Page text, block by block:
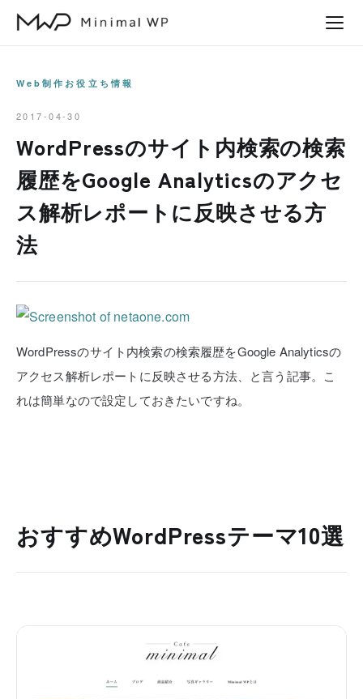
Web制作お役立ち情報
2017-04-30
WordPressのサイト内検索の検索
履歴をGoogle Analyticsのアクセ
ス解析レポートに反映させる方
法
WordPressのサイト内検索の検索履歴をGoogle Analyticsの
アクセス解析レポートに反映させる方法、と言う記事。こ
れは簡単なので設定しておきたいですね。
おすすめWordPressテーマ10選